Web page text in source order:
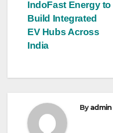
IndoFast Energy to
Build Integrated
EV Hubs Across
India
Byadmin